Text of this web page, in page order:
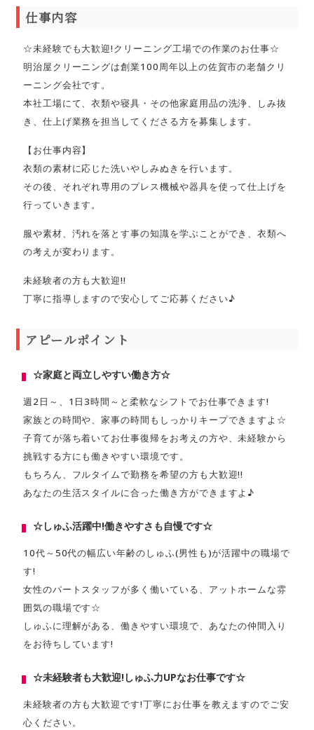
仕事内容
☆未経験でも大歓迎!クリーニング工場での作業のお仕事☆
明治屋クリーニングは創業100周年以上の佐賀市の老舗クリ
ーニング会社です。
本社工場にて、衣類や寝具・その他家庭用品の洗浄、しみ抜
き、仕上げ業務を担当してくださる方を募集します。
【お仕事内容】
衣類の素材に応じた洗いやしみぬきを行います。
その後、それぞれ専用のプレス機械や器具を使って仕上げを
行っていきます。
服や素材、汚れを落とす事の知識を学ぶことができ、衣類へ
の考えが変わります。
未経験者の方も大歓迎!!
丁寧に指導しますので安心してご応募ください♪
アピールポイント
☆家庭と両立しやすい働き方☆
週2日～、1日3時間～と柔軟なシフトでお仕事できます!
家族との時間や、家事の時間もしっかりキープできますよ☆
子育てが落ち着いてお仕事復帰をお考えの方や、未経験から
挑戦する方にも働きやすい環境です。
もちろん、フルタイムで勤務を希望の方も大歓迎!!
あなたの生活スタイルに合った働き方ができますよ♪
☆しゅふ活躍中!働きやすさも自慢です☆
10代～50代の幅広い年齢のしゅふ(男性も)が活躍中の職場で
す!
女性のパートスタッフが多く働いている、アットホームな雰
囲気の職場です☆
しゅふに理解がある、働きやすい環境で、あなたの仲間入り
をお待ちしています!
☆未経験者も大歓迎!しゅふ力UPなお仕事です☆
未経験者の方も大歓迎です!丁寧にお仕事を教えますのでご安
心ください。